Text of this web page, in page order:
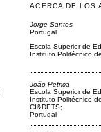
ACERCA DE LOS
Jorge Santos
Portugal
Escola Superior de
Instituto Politécnico
João Petrica
Escola Superior de
Instituto Politécnico
CI&DETS;
Portugal